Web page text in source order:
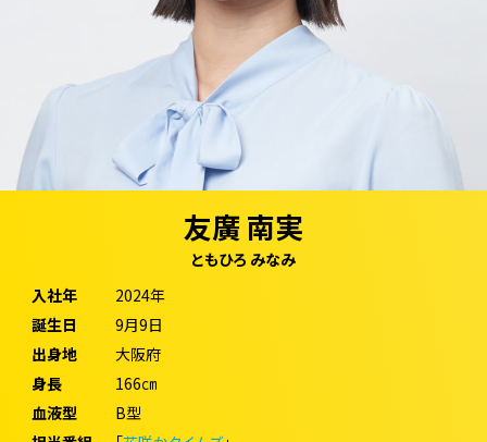
友廣 南実
ともひろ みなみ
入社年
2024年
誕生日
9月9日
出身地
大阪府
身長
166㎝
血液型
B型